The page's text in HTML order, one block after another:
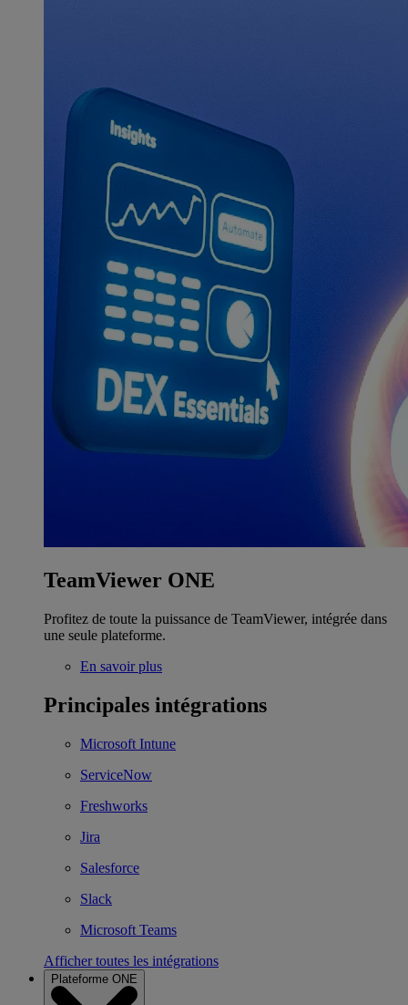
TeamViewer ONE
Profitez de toute la puissance de TeamViewer, intégrée dans
une seule plateforme.
En savoir plus
Principales intégrations
Microsoft Intune
ServiceNow
Freshworks
Jira
Salesforce
Slack
Microsoft Teams
Afficher toutes les intégrations
Plateforme ONE